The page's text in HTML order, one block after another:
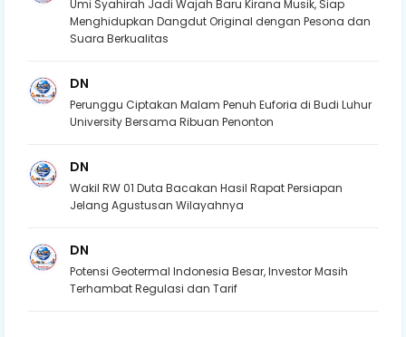
Umi Syahirah Jadi Wajah Baru Kirana Musik, Siap
Menghidupkan Dangdut Original dengan Pesona dan
Suara Berkualitas
DN
Perunggu Ciptakan Malam Penuh Euforia di Budi Luhur
University Bersama Ribuan Penonton
DN
Wakil RW 01 Duta Bacakan Hasil Rapat Persiapan
Jelang Agustusan Wilayahnya
DN
Potensi Geotermal Indonesia Besar, Investor Masih
Terhambat Regulasi dan Tarif